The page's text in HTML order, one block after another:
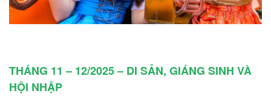
THÁNG 11 – 12/2025 – DI SẢN, GIÁNG SINH VÀ
HỘI NHẬP